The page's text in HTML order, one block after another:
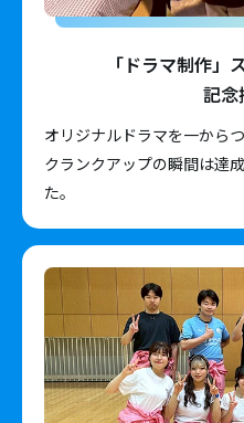
「ドラマ制作」
記念
オリジナルドラマを一から
クランクアップの瞬間は達
た。